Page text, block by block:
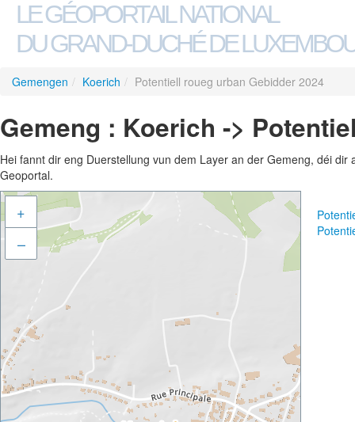
LE GÉOPORTAIL NATIONAL
DU GRAND-DUCHÉ DE
Gemengen / Koerich / Potentiell roueg urban Gebidder 2024
Gemeng : Koerich ->
Hei fannt dir eng Duerstellung vun dem Layer an der Gemeng, déi
Geoportal.
+
–